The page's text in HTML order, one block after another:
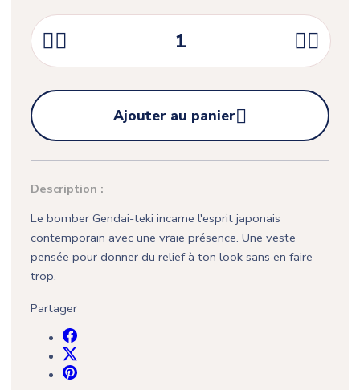
 

Ajouter au panier
Description :
Le bomber Gendai-teki incarne l'esprit japonais
contemporain avec une vraie présence. Une veste
pensée pour donner du relief à ton look sans en faire
trop.
Partager